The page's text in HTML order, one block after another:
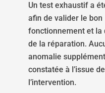
Un test exhaustif a
afin de valider le bon
fonctionnement et la
de la réparation.
anomalie
constatée à l’issue de
l’intervention.